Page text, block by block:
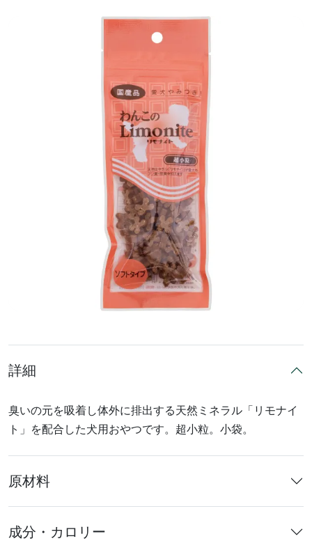
詳細
臭いの元を吸着し体外に排出する天然ミネラル「リモナイ
ト」を配合した犬用おやつです。超小粒。小袋。
原材料
成分・カロリー